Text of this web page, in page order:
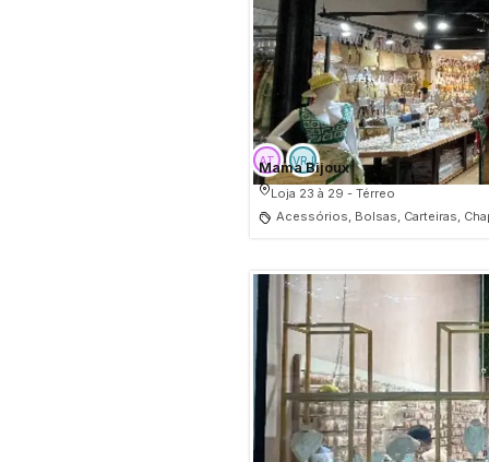
Mama Bijoux
Loja 23 à 29 - Térreo
Acessórios, Bolsas, Carteiras,